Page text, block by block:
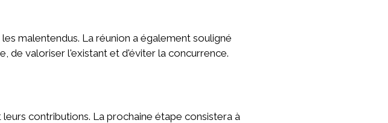
malentendus. La réunion a également souligné
de valoriser l'existant et d'éviter la concurrence.
contributions. La prochaine étape consistera à